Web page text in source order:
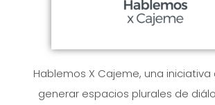
Hablemos X Cajeme, una
generar espacios plurales de